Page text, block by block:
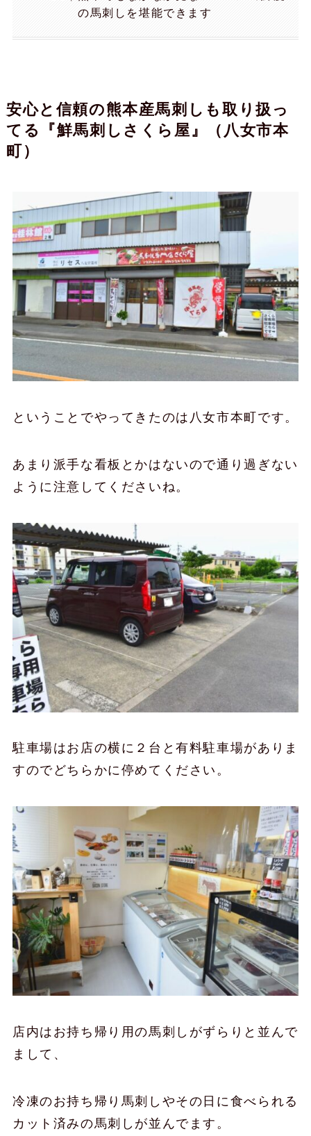
の馬刺しを堪能できます
安心と信頼の熊本産馬刺しも取り扱っ
てる『鮮馬刺しさくら屋』（八女市本
町）
ということでやってきたのは八女市本町です。
あまり派手な看板とかはないので通り過ぎない
ように注意してくださいね。
駐車場はお店の横に２台と有料駐車場がありま
すのでどちらかに停めてください。
店内はお持ち帰り用の馬刺しがずらりと並んで
まして、
冷凍のお持ち帰り馬刺しやその日に食べられる
カット済みの馬刺しが並んでます。